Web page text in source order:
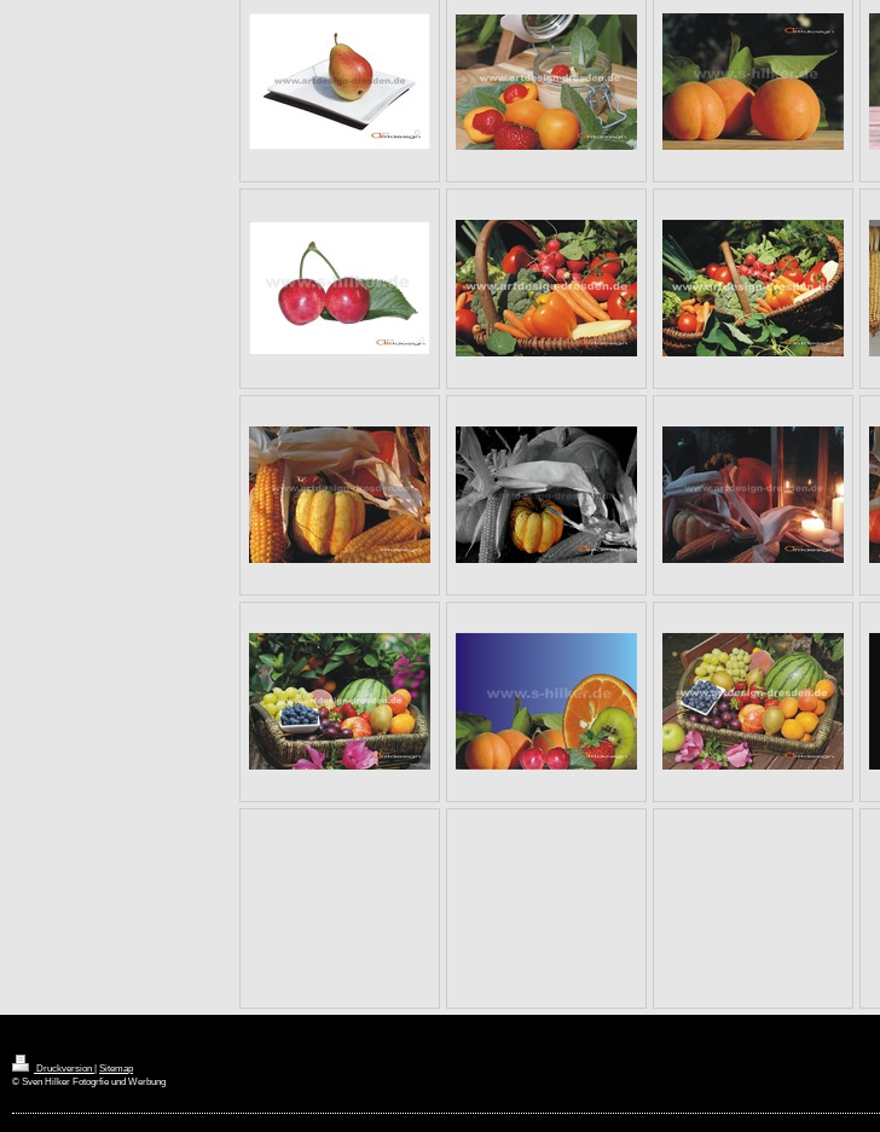
Druckversion | Sitemap
© Sven Hilker Fotogrfie und Werbung